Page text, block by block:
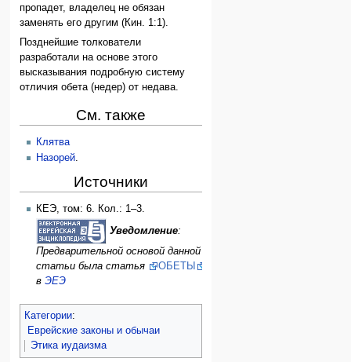
пропадет, владелец не обязан
заменять его другим (Кин. 1:1).
Позднейшие толкователи
разработали на основе этого
высказывания подробную систему
отличия обета (недер) от недава.
См. также
Клятва
Назорей.
Источники
КЕЭ, том: 6. Кол.: 1–3.
Уведомление:
Предварительной основой данной
статьи была статья
ОБЕТЫ
в ЭЕЭ
Категории:
Еврейские законы и обычаи
Этика иудаизма